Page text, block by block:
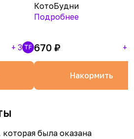
+ 3 TF
КотоБудни
Подробнее
670 ₽ +
Накормить
была оказана